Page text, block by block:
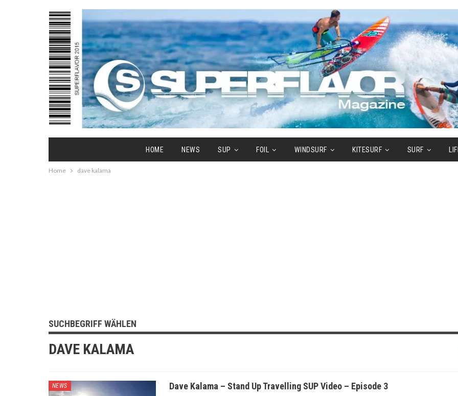
HOME NEWS SUP FOIL WINDSURF KITESURF SURF
Home dave kalama
SUCHBEGRIFF WÄHLEN
DAVE KALAMA
NEWS Dave Kalama – Stand Up Travelling SUP Video – Episode 3